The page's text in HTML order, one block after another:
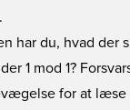
har du, hvad der
1 mod 1?
for at